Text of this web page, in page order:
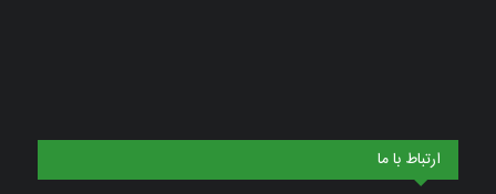
ارتباط با ما